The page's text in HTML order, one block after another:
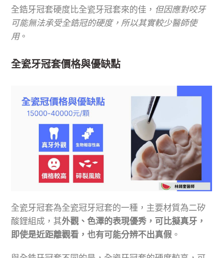
全鋯牙冠套硬度比全瓷牙冠套來的佳， 但因應對咬牙
可能無法承受全鋯冠的硬度，所以其實較少醫師使
用。
全瓷牙冠套價格與優缺點
全瓷牙冠套為全瓷冠牙冠套的一種，主要材質為二矽
酸鋰組成，其外觀、色澤的表現優秀，可比擬真牙，
即使是近距離觀看，也有可能分辨不出真假 。